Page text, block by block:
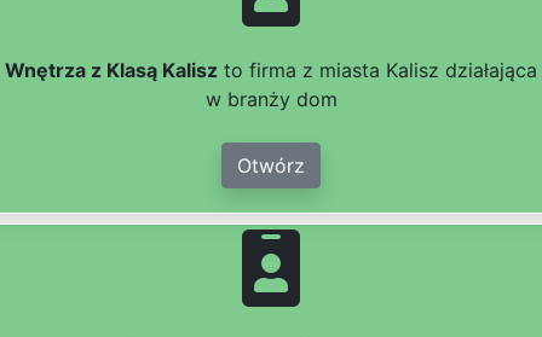
Wnętrza z Klasą Kalisz to firma z miasta Kalisz działająca
w branży dom
Otwórz